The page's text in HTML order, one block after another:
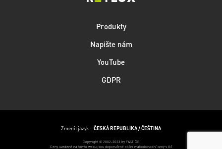
Produkty
Napište nám
YouTube
GDPR
Změnit jazyk ČESKÁ REPUBLIKA / ČEŠTINA
Copyright © 2002-2023 by FAST ČR
Ceny uvedené na tomto webu jsou doporučené akční maloobchodní ceny v Kč